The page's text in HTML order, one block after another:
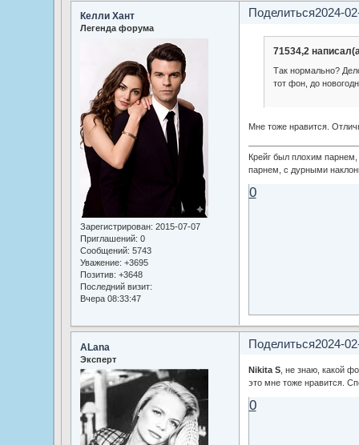
Поделиться2024-
Келли Хант
Легенда форума
Зарегистрирован: 2015-07-07
Приглашений: 0
Сообщений: 5743
Уважение: +3695
Позитив: +3648
Последний визит:
Вчера 08:33:47
71534,2
Так нормально?
тот фон, до
Мне тоже нравится.
Крейг был плохим
парнем, с дурными
0
Поделиться2024-
ALana
Эксперт
Nikita S, не знаю, какой
это мне тоже нравится.
0